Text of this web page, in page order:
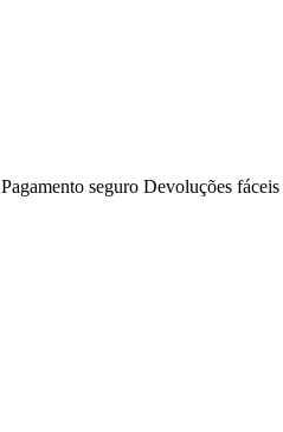
Pagamento seguro Devoluções fáceis